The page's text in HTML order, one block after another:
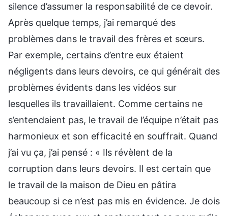
silence d’assumer la responsabilité de ce devoir.
Après quelque temps, j’ai remarqué des
problèmes dans le travail des frères et sœurs.
Par exemple, certains d’entre eux étaient
négligents dans leurs devoirs, ce qui générait des
problèmes évidents dans les vidéos sur
lesquelles ils travaillaient. Comme certains ne
s’entendaient pas, le travail de l’équipe n’était pas
harmonieux et son efficacité en souffrait. Quand
j’ai vu ça, j’ai pensé : « Ils révèlent de la
corruption dans leurs devoirs. Il est certain que
le travail de la maison de Dieu en pâtira
beaucoup si ce n’est pas mis en évidence. Je dois